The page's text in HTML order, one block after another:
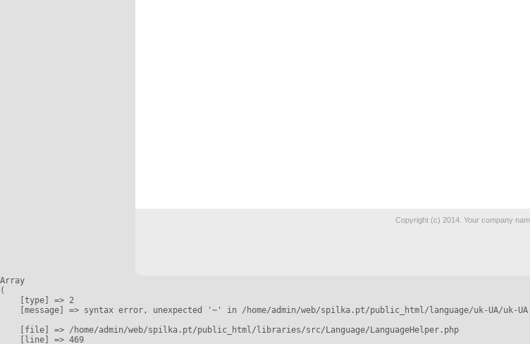
Copyright (c) 2014. Your company
Array
(
    [type] => 2
[message] => syntax error, unexpected '~' in /home/admin/web/spilka.pt/public_html/language/uk-UA/uk-
    [file] => /home/admin/web/spilka.pt/public_html/libraries/src/Language/LanguageHelper.php
    [line] => 469